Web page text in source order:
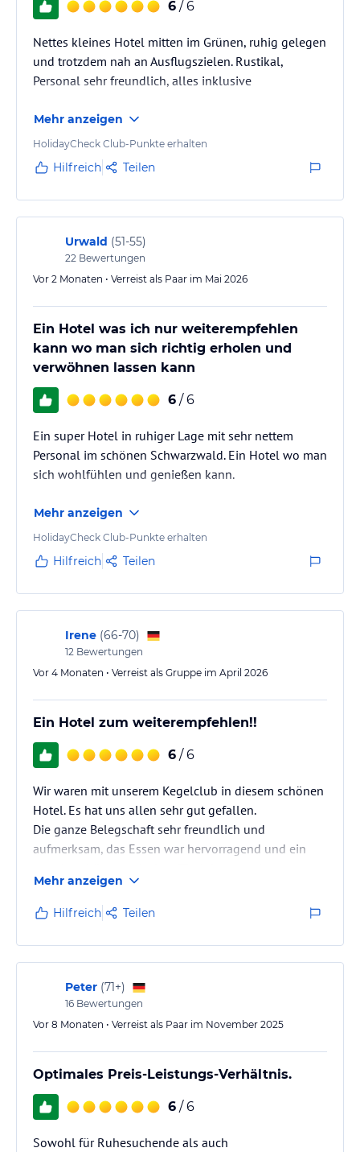
Gastronomie im Hotel
Küche ist seit Jahrzehnten ein Begriff für alle, die das Besondere
lieben. Unsere Küchenbrigade verwöhnt Sie täglich mit frischen
und leichten Gerichten einer zeitgemäßen Küche. Besondere
lockt sie doch täglich viele Gäste von Nah und Fern zu uns
Wir wünschen Ihnen schon jetzt viel Spaß beim Genießen.
So verwöhnen wir Sie
Gourmet-Halbpension mit 5-Gang-Menüs zur Wahl
Erleben und genießen Sie die besondere Atmosphäre in unseren
Sport und Unterhaltung
Aktiv erleben
Ideale Lage für Wanderer und Naturfreunde
Schöner Spielplatz für die Kleinen
Entspannen
Wellness für Sie und Ihn in unserer “Wellness-Oase”
Fitnessbereich mit Sauna, Solarium und Liegewiese
Hinweis: Allgemeine und unverbindliche
Hoteliers-/Veranstalter-/Kataloginformationen. Alle Angaben
6 / 6
Nettes kleines Hotel mitten im Grünen, ruhig gelegen
und trotzdem nah an Ausflugszielen. Rustikal,
Personal sehr freundlich, alles inklusive
Mehr anzeigen
HolidayCheck Club-Punkte erhalten
Hilfreich Teilen
Urwald (51-55)
22 Bewertungen
Vor 2 Monaten • Verreist als Paar im Mai 2026
Ein Hotel was ich nur weiterempfehlen
kann wo man sich richtig erholen und
verwöhnen lassen kann
6 / 6
Ein super Hotel in ruhiger Lage mit sehr nettem
Personal im schönen Schwarzwald. Ein Hotel wo man
sich wohlfühlen und genießen kann.
Mehr anzeigen
HolidayCheck Club-Punkte erhalten
Hilfreich Teilen
Irene (66-70)
12 Bewertungen
Vor 4 Monaten • Verreist als Gruppe im April 2026
Ein Hotel zum weiterempfehlen!!
6 / 6
Wir waren mit unserem Kegelclub in diesem schönen
Hotel. Es hat uns allen sehr gut gefallen.
Die ganze Belegschaft sehr freundlich und
aufmerksam, das Essen war hervorragend und ein
Mehr anzeigen
Hilfreich Teilen
Peter (71+)
16 Bewertungen
Vor 8 Monaten • Verreist als Paar im November 2025
Optimales Preis-Leistungs-Verhältnis.
6 / 6
Sowohl für Ruhesuchende als auch